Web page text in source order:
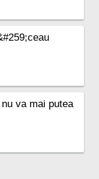
va mai putea